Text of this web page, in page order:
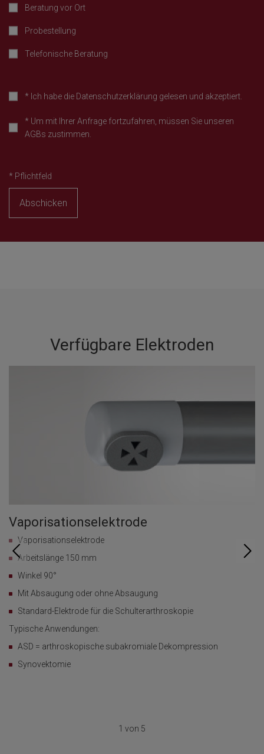
Beratung vor Ort
Probestellung
Telefonische Beratung
* Ich habe die Datenschutzerklärung gelesen und akzeptiert.
* Um mit Ihrer Anfrage fortzufahren, müssen Sie unseren
AGBs zustimmen.
* Pflichtfeld
Abschicken
Verfügbare Elektroden
Vaporisationselektrode
Vaporisationselektrode
Arbeitslänge 150 mm
Winkel 90°
Mit Absaugung oder ohne Absaugung
Standard-Elektrode für die Schulterarthroskopie
Typische Anwendungen:
ASD = arthroskopische subakromiale Dekompression
Synovektomie
1 von 5